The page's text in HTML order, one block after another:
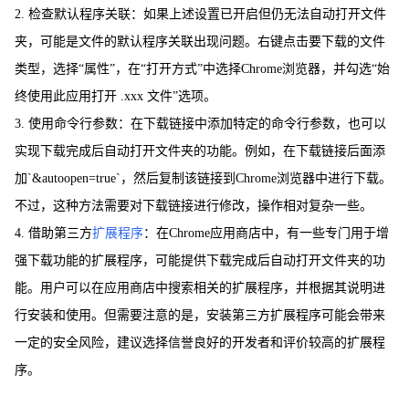
2. 检查默认程序关联：如果上述设置已开启但仍无法自动打开文件
夹，可能是文件的默认程序关联出现问题。右键点击要下载的文件
类型，选择“属性”，在“打开方式”中选择Chrome浏览器，并勾选“始
终使用此应用打开 .xxx 文件”选项。
3. 使用命令行参数：在下载链接中添加特定的命令行参数，也可以
实现下载完成后自动打开文件夹的功能。例如，在下载链接后面添
加`&autoopen=true`，然后复制该链接到Chrome浏览器中进行下载。
不过，这种方法需要对下载链接进行修改，操作相对复杂一些。
4. 借助第三方扩展程序：在Chrome应用商店中，有一些专门用于增
强下载功能的扩展程序，可能提供下载完成后自动打开文件夹的功
能。用户可以在应用商店中搜索相关的扩展程序，并根据其说明进
行安装和使用。但需要注意的是，安装第三方扩展程序可能会带来
一定的安全风险，建议选择信誉良好的开发者和评价较高的扩展程
序。